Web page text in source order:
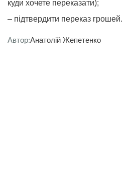
куди хочете переказати);
– підтвердити переказ грошей.
Автор:Анатолій Жепетенко